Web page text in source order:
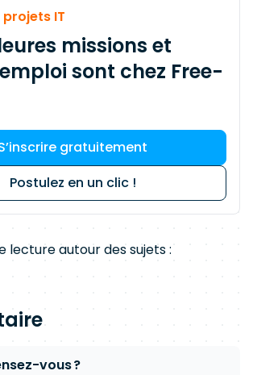
IT
missions et
sont chez Free-
gratuitement
Postulez en un clic !
lecture autour des sujets :
vous ?